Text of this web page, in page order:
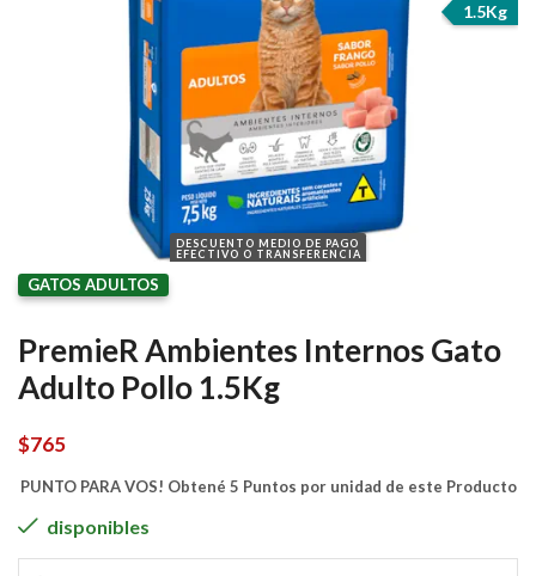
DESCUENTO MEDIO DE PAGO
EFECTIVO O TRANSFERENCIA
1.5Kg
GATOS ADULTOS
PremieR Ambientes Internos Gato
Adulto Pollo 1.5Kg
$765
PUNTO PARA VOS! Obtené 5 Puntos por unidad de este Producto
disponibles